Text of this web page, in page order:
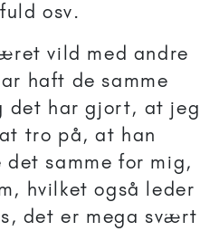
osv.
vild med andre
haft de samme
det har gjort, at jeg
tro på, at han
samme for mig,
hvilket også leder
det er mega svært